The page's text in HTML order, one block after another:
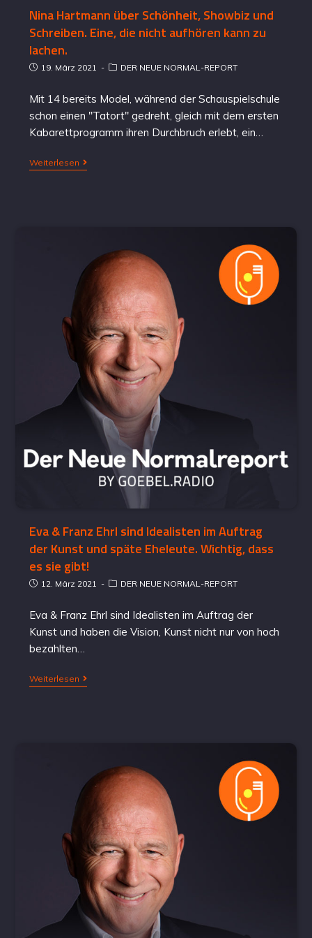
Nina Hartmann über Schönheit, Showbiz und
Schreiben. Eine, die nicht aufhören kann zu
lachen.
19. März 2021 DER NEUE NORMAL-REPORT
Mit 14 bereits Model, während der Schauspielschule
schon einen "Tatort" gedreht, gleich mit dem ersten
Kabarettprogramm ihren Durchbruch erlebt, ein…
Weiterlesen
Eva & Franz Ehrl sind Idealisten im Auftrag
der Kunst und späte Eheleute. Wichtig, dass
es sie gibt!
12. März 2021 DER NEUE NORMAL-REPORT
Eva & Franz Ehrl sind Idealisten im Auftrag der
Kunst und haben die Vision, Kunst nicht nur von hoch
bezahlten…
Weiterlesen